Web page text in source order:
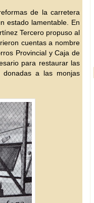
de la carretera
estado lamentable. En
Tercero propuso al
cuentas a nombre
Provincial y Caja de
para restaurar las
a las monjas